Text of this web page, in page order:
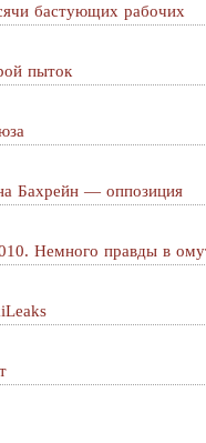
бастующих рабочих
пыток
Бахрейн — оппозиция
Немного правды в